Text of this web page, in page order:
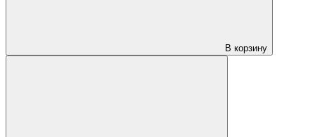
В корзину